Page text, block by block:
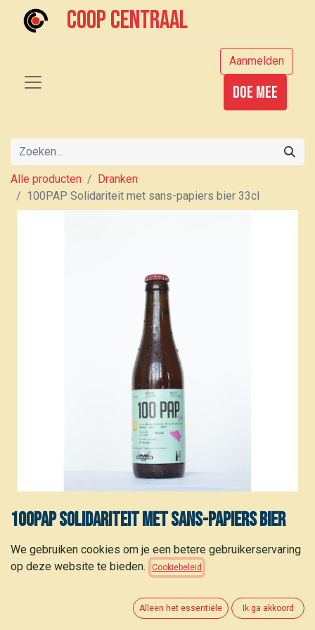
Coop centraal
Aanmelden
Doe mee
Alle producten
Dranken
100PAP Solidariteit met sans-papiers bier 33cl
100PAP Solidariteit met sans-papiers bier
33cl
2,30€
We gebruiken cookies om je een betere gebruikerservaring
op deze website te bieden.
Cookiebeleid
Alleen het essentiële Ik ga akkoord